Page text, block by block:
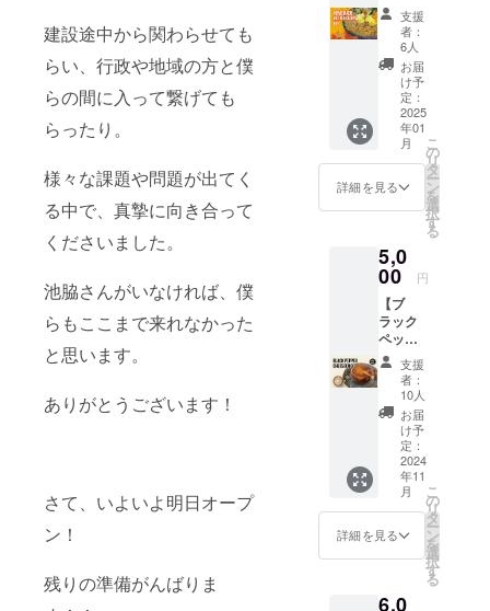
建設途中から関わらせても
らい、行政や地域の方と僕
らの間に入って繋げても
らったり。
様々な課題や問題が出てく
る中で、真摯に向き合って
くださいました。
池脇さんがいなければ、僕
らもここまで来れなかった
と思います。
ありがとうございます！
さて、いよいよ明日オープ
ン！
残りの準備がんばりま
ず）
レンド
100g
======
======
======
======
======
======
= 原材
料及び
添加物
け商品
のラベ
ルに表
記され
ます。
商品開
封前に
は必ず
お届け
のリ
ターン
に貼付
された
ラベル
や注意
ご確認
くださ
ださ
い！ レ
シピ付
きで
す。 ・
お礼の
メッ
セージ
・名
称：オ
リジナ
杯分
（内容
量 約２
０g）×
５袋
（１０
杯分
内容量
約１０
０g）
======
======
======
======
======
======
= 原材
品表示
キーマ
カレー
粉セッ
ト
２〜３
人分×３
個】
HAJIK
AMIで
人気の
牛豚
キーマ
カレー
イスブ
レンド
のセッ
トで
す。 玉
ねぎ１
個、挽
き肉、
おろし
にんに
くをご
用意い
ただけ
れば、
フライ
パン１
つで美
が作れ
支援
者：
6人
お届
け予
定：
2025
年01
月
詳細を見る
こ
の
リ
タ
ー
ン
を
選
択
す
る
5,0
00 円
【ブ
ラック
ペッ
パー
チーズ
ケーキ
（ホー
ル１
台）＋
ドリン
クセッ
ト】
HAJIK
AMIで
一番人
気のブ
ペッ
支援
者：
10人
お届
け予
定：
2024
年11
月
詳細を見る
こ
の
リ
タ
ー
ン
を
選
択
す
る
6,0